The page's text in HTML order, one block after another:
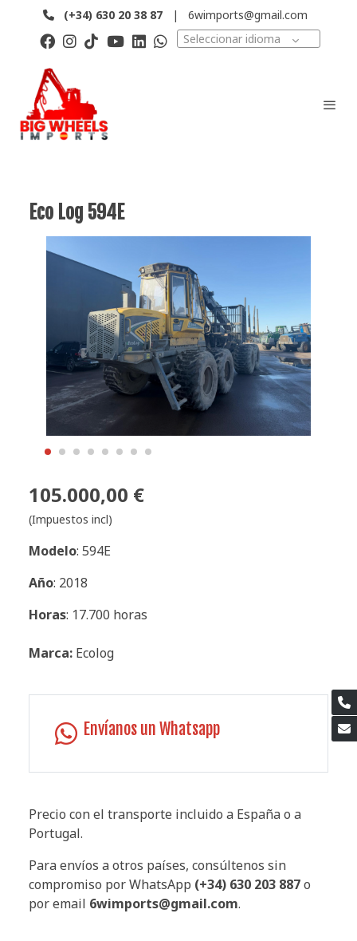
(+34) 630 20 38 87 |
6wimports@gmail.com
Seleccionar idioma
Eco Log 594E
105.000,00 €
(Impuestos incl)
Modelo: 594E
Año: 2018
Horas: 17.700 horas
Marca: Ecolog
Envíanos un Whatsapp
Precio con el transporte incluido a España o a
Portugal.
Para envíos a otros países, consúltenos sin
compromiso por WhatsApp (+34) 630 203 887o
por email 6wimports@gmail.com.